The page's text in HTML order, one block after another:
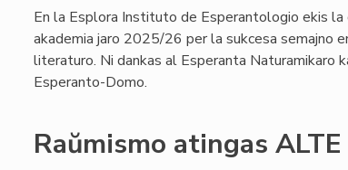
En la Esplora Instituto de Esperantologio ekis
akademia jaro 2025/26 per la sukcesa semajno
literaturo. Ni dankas al Esperanta Naturamikaro
Esperanto-Domo.
Raŭmismo atingas